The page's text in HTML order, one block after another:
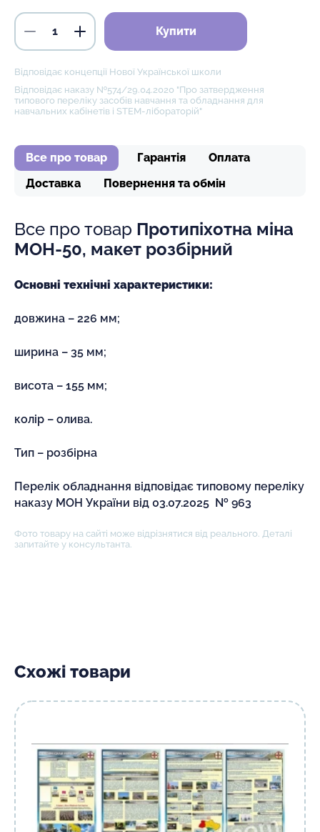
Купити
Відповідає концепції Нової Української школи
Відповідає наказу №574/29.04.2020 "Про затвердження
типового переліку засобів навчання та обладнання для
навчальних кабінетів і STEM-лібораторій"
Все про товар Гарантія
Оплата
Доставка
Повернення та обмін
Все про товар Протипіхотна міна
МОН-50, макет розбірний
Основні технічні характеристики:
довжина – 226 мм;
ширина – 35 мм;
висота – 155 мм;
колір – олива.
Тип – розбірна
Перелік обладнання відповідає типовому переліку
наказу МОН України від 03.07.2025 № 963
Фото товару на сайті може відрізнятися від реального. Деталі
запитайте у консультанта.
Схожі товари